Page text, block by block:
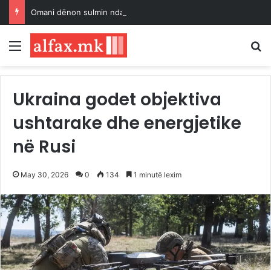
Menu
Ukraina godet objektiva
ushtarake dhe energjetike
në Rusi
May 30, 2026 0 134 1 minutë lexim